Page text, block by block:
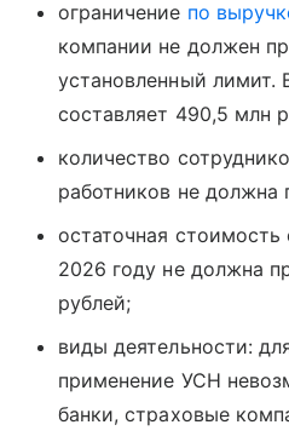
ограничение по
компании не должен
установленный лимит.
составляет 490,5 млн
количество
работников не должна
остаточная
2026 году не должна
рублей;
виды деятельности:
применение УСН
банки, страховые